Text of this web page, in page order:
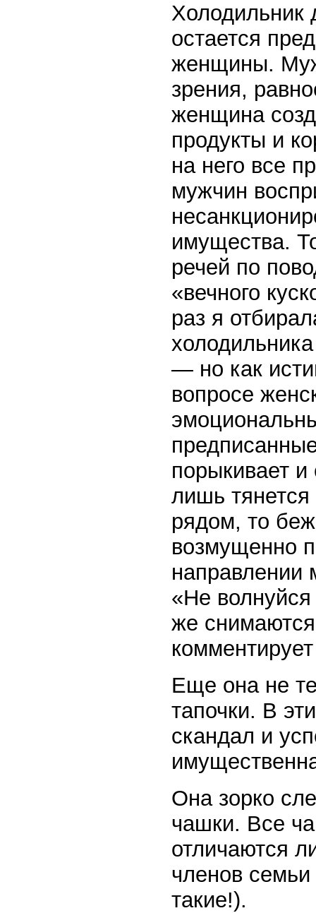
остается
женщины.
зрения,
женщина
продукты и
на него все
мужчин
имущества.
речей по
«вечного
раз я
— но как
вопросе
порыкивает
лишь
рядом, то
возмущенно
направлении
«Не волнуйся
же
Еще она не
тапочки. В
скандал и
Она зорко
чашки. Все
отличаются
членов
такие!).